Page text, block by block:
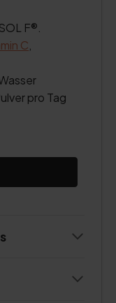
F®.
C
pro Tag